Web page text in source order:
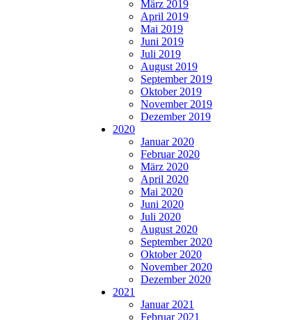
März 2019
April 2019
Mai 2019
Juni 2019
Juli 2019
August 2019
September 2019
Oktober 2019
November 2019
Dezember 2019
2020
Januar 2020
Februar 2020
März 2020
April 2020
Mai 2020
Juni 2020
Juli 2020
August 2020
September 2020
Oktober 2020
November 2020
Dezember 2020
2021
Januar 2021
Februar 2021